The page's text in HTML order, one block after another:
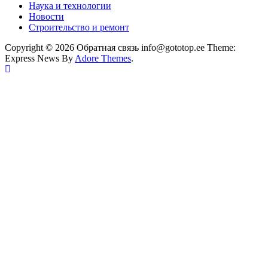
Наука и технологии
Новости
Строительство и ремонт
Copyright © 2026 Обратная связь info@gototop.ee Theme:
Express News By Adore Themes.